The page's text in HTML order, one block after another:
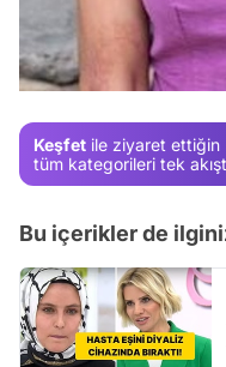
Keşfet ile ziyaret ettiğin
tüm kategorileri tek
Bu içerikler de